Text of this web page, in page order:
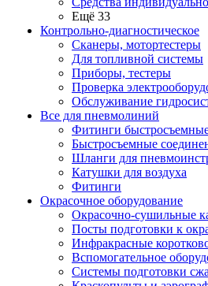
Ещё 33
Контрольно-диагностическое
Сканеры, мотортестеры
Для топливной системы
Приборы, тестеры
Проверка
Обслуживание
Все для пневмолиний
Фитинги
Быстросъемные
Шланги для
Катушки для воздуха
Фитинги
Окрасочное оборудование
Окрасочно-сушильные
Посты подготовки к
Инфракрасные
Вспомогательное
Системы подготовки